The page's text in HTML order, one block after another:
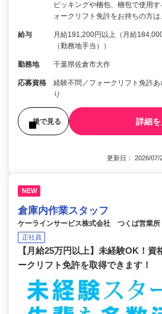
ピッキングや梱包、梱包で使用
ォークリフト免許をお持ちの方
給与
月給191,200円以上（月給
（勤務地手当））
勤務地 千葉県佐倉市大作
応募資格
経験不問／フォークリフト免許
り
後で見る 詳細
更新日： 2026/
NEW
倉庫内作業スタッフ
ケーラインサービス株式会社 つくば営業所
正社員
【月給25万円以上】未経験OK！資
ークリフト免許を取得できます！